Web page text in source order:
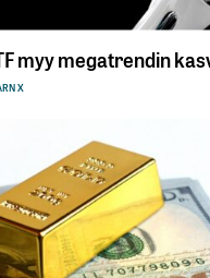
myy megatrendin
X